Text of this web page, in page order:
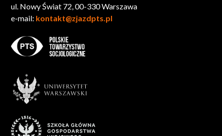
ul. Nowy Świat 72, 00-330 Warszawa
e-mail: kontakt@zjazdpts.pl